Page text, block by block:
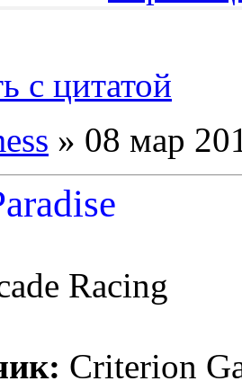
с цитатой
» 08 мар
Racing
Criterion